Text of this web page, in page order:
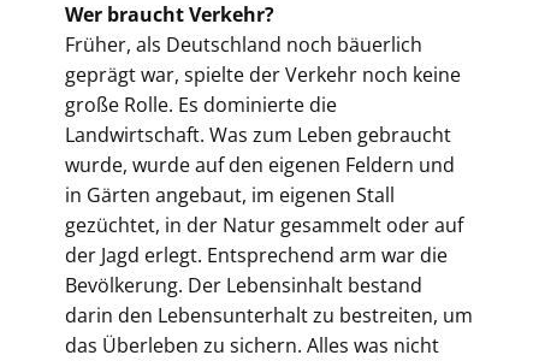
Wer braucht Verkehr?
Früher, als Deutschland noch bäuerlich
geprägt war, spielte der Verkehr noch keine
große Rolle. Es dominierte die
Landwirtschaft. Was zum Leben gebraucht
wurde, wurde auf den eigenen Feldern und
in Gärten angebaut, im eigenen Stall
gezüchtet, in der Natur gesammelt oder auf
der Jagd erlegt. Entsprechend arm war die
Bevölkerung. Der Lebensinhalt bestand
darin den Lebensunterhalt zu bestreiten, um
das Überleben zu sichern. Alles was nicht